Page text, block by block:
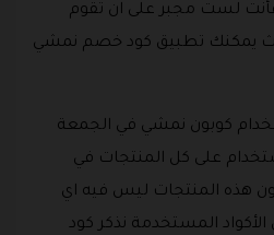
لست مجبر على ان تقوم
يمكنك تطبيق كود خصم نمشي
كوبون نمشي في الجمعة
على كل المنتجات في
هذه المنتجات ليس فيه اي
المستخدمة نذكر كود